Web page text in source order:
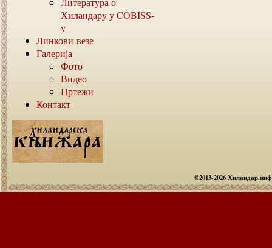
Хиландару уCOBISS-
у
Линкови-везе
Галерија
Фото
Видео
Цртежи
Контакт
©2013-2026